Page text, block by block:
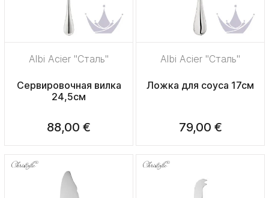
Albi Acier "Сталь"
Сервировочная вилка
24,5см
88,00 €
Albi Acier "Сталь"
Ложка для соуса 17см
79,00 €